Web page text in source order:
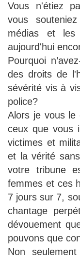
Vous n'étiez
vous
médias et les
aujourd'hui
Pourquoi
des droits de
sévérité vis à
police?
Alors je vous
ceux que vous
victimes et
et la vérité
votre tribune
femmes et ces
7 jours sur 7,
chantage
dévouement
pouvons que
Non